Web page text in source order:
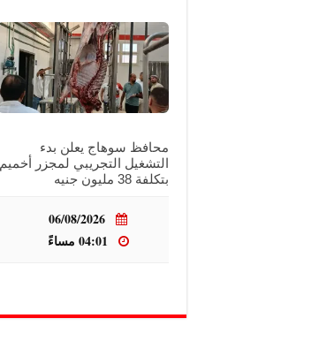
محافظ سوهاج يعلن بدء
التشغيل التجريبي لمجزر أخميم
بتكلفة 38 مليون جنيه